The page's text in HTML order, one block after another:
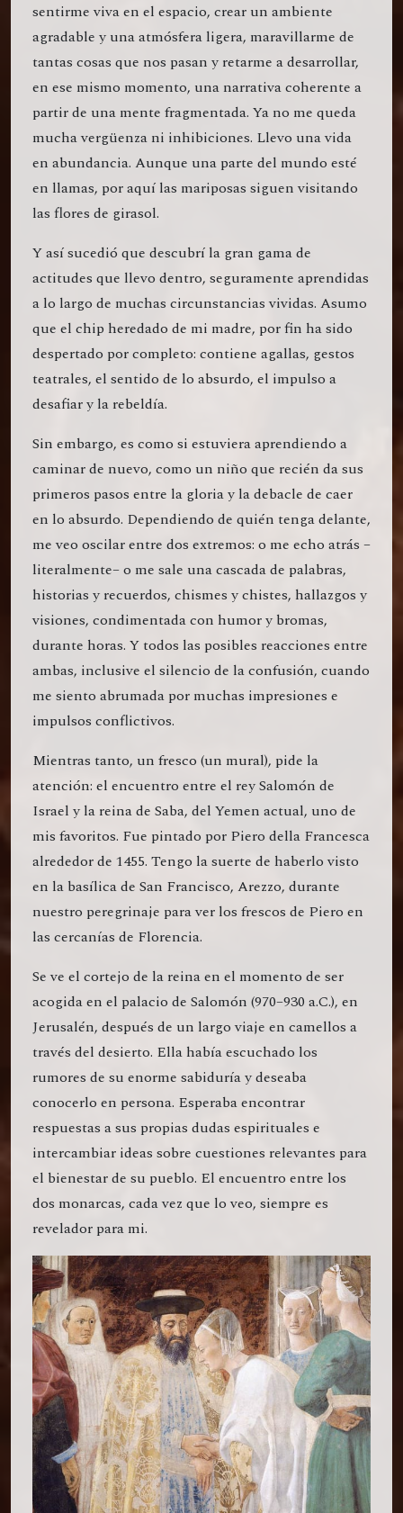
sentirme viva en el espacio, crear un ambiente
agradable y una atmósfera ligera, maravillarme de
tantas cosas que nos pasan y retarme a desarrollar,
en ese mismo momento, una narrativa coherente a
partir de una mente fragmentada. Ya no me queda
mucha vergüenza ni inhibiciones. Llevo una vida
en abundancia. Aunque una parte del mundo esté
en llamas, por aquí las mariposas siguen visitando
las flores de girasol.
Y así sucedió que descubrí la gran gama de
actitudes que llevo dentro, seguramente aprendidas
a lo largo de muchas circunstancias vividas. Asumo
que el chip heredado de mi madre, por fin ha sido
despertado por completo: contiene agallas, gestos
teatrales, el sentido de lo absurdo, el impulso a
desafiar y la rebeldía.
Sin embargo, es como si estuviera aprendiendo a
caminar de nuevo, como un niño que recién da sus
primeros pasos entre la gloria y la debacle de caer
en lo absurdo. Dependiendo de quién tenga delante,
me veo oscilar entre dos extremos: o me echo atrás –
literalmente– o me sale una cascada de palabras,
historias y recuerdos, chismes y chistes, hallazgos y
visiones, condimentada con humor y bromas,
durante horas. Y todos las posibles reacciones entre
ambas, inclusive el silencio de la confusión, cuando
me siento abrumada por muchas impresiones e
impulsos conflictivos.
Mientras tanto, un fresco (un mural), pide la
atención: el encuentro entre el rey Salomón de
Israel y la reina de Saba, del Yemen actual, uno de
mis favoritos. Fue pintado por Piero della Francesca
alrededor de 1455. Tengo la suerte de haberlo visto
en la basílica de San Francisco, Arezzo, durante
nuestro peregrinaje para ver los frescos de Piero en
las cercanías de Florencia.
Se ve el cortejo de la reina en el momento de ser
acogida en el palacio de Salomón (970–930 a.C.), en
Jerusalén, después de un largo viaje en camellos a
través del desierto. Ella había escuchado los
rumores de su enorme sabiduría y deseaba
conocerlo en persona. Esperaba encontrar
respuestas a sus propias dudas espirituales e
intercambiar ideas sobre cuestiones relevantes para
el bienestar de su pueblo. El encuentro entre los
dos monarcas, cada vez que lo veo, siempre es
revelador para mi.